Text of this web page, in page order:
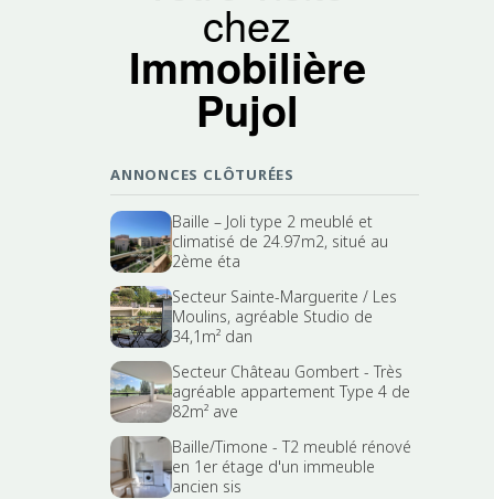
chez
Immobilière
Pujol
ANNONCES CLÔTURÉES
Baille – Joli type 2 meublé et
climatisé de 24.97m2, situé au
2ème éta
Secteur Sainte-Marguerite / Les
Moulins, agréable Studio de
34,1m² dan
Secteur Château Gombert - Très
agréable appartement Type 4 de
82m² ave
Baille/Timone - T2 meublé rénové
en 1er étage d'un immeuble
ancien sis